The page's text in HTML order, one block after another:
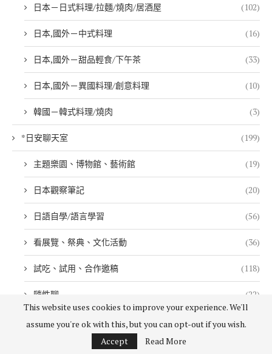
日本－日式料理/拉麵/燒肉/居酒屋 (102)
日本,國外－中式料理 (16)
日本,國外－甜品輕食/下午茶 (33)
日本,國外－異國料理/創意料理 (10)
韓國－韓式料理/燒肉 (3)
*日安聊天室 (199)
主題樂園、博物館、藝術館 (19)
日本觀察筆記 (20)
日語自學/語言學習 (56)
看展覽、祭典、文化活動 (36)
試吃、試用、合作邀稿 (118)
隨性聊 (22)
*日安行程規劃
This website uses cookies to improve your experience. We'll
assume you're ok with this, but you can opt-out if you wish.
Accept
Read More